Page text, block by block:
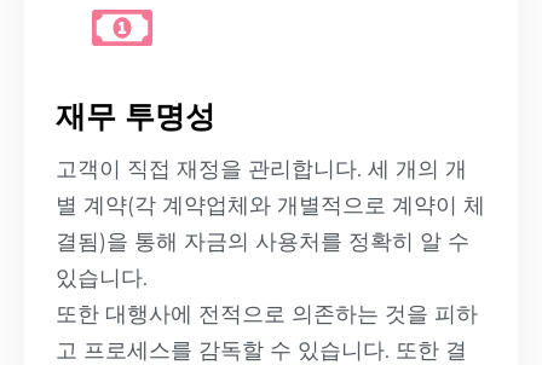
재무 투명성
고객이 직접 재정을 관리합니다. 세 개의 개
별 계약(각 계약업체와 개별적으로 계약이 체
결됨)을 통해 자금의 사용처를 정확히 알 수
있습니다.
또한 대행사에 전적으로 의존하는 것을 피하
고 프로세스를 감독할 수 있습니다. 또한 결